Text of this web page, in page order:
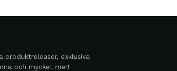
exklusiva
och mycket mer!